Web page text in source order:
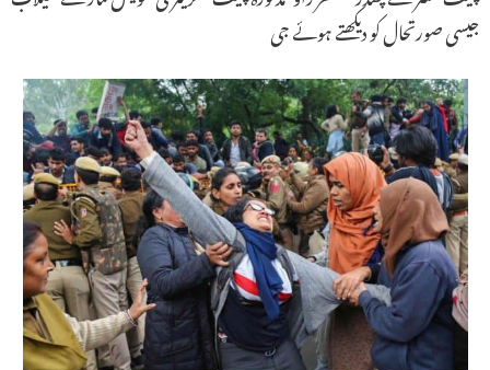
جیسی صورتحال کو دیکھتے ہوئے جی